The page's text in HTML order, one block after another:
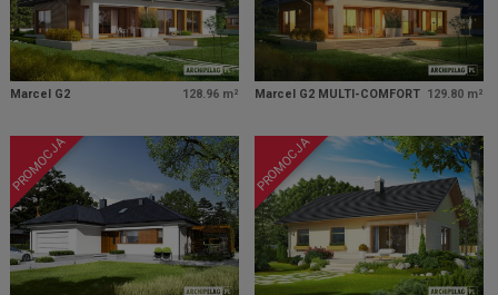
Marcel G2 128.96 m² Marcel G2 MULTI-COMFORT 129.80 m²
PROMOCJA PROMOCJA